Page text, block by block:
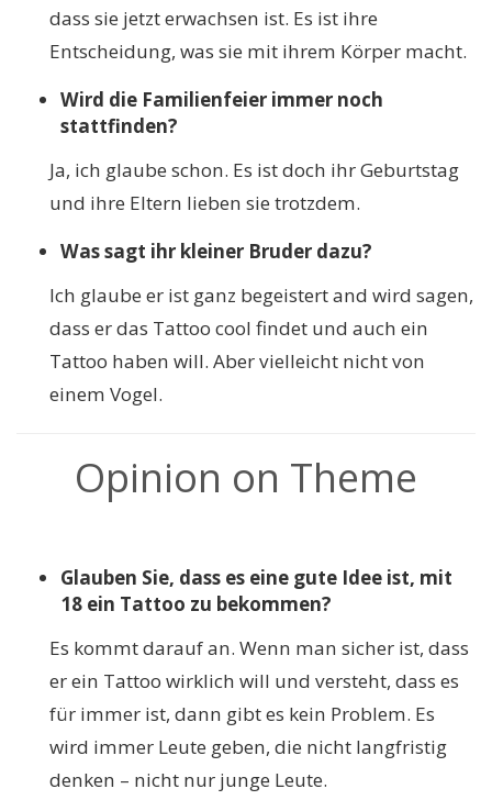
dass sie jetzt erwachsen ist. Es ist ihre
Entscheidung, was sie mit ihrem Körper macht.
Wird die Familienfeier immer noch
stattfinden?
Ja, ich glaube schon. Es ist doch ihr Geburtstag
und ihre Eltern lieben sie trotzdem.
Was sagt ihr kleiner Bruder dazu?
Ich glaube er ist ganz begeistert and wird sagen,
dass er das Tattoo cool findet und auch ein
Tattoo haben will. Aber vielleicht nicht von
einem Vogel.
Opinion on Theme
Glauben Sie, dass es eine gute Idee ist, mit
18 ein Tattoo zu bekommen?
Es kommt darauf an. Wenn man sicher ist, dass
er ein Tattoo wirklich will und versteht, dass es
für immer ist, dann gibt es kein Problem. Es
wird immer Leute geben, die nicht langfristig
denken – nicht nur junge Leute.